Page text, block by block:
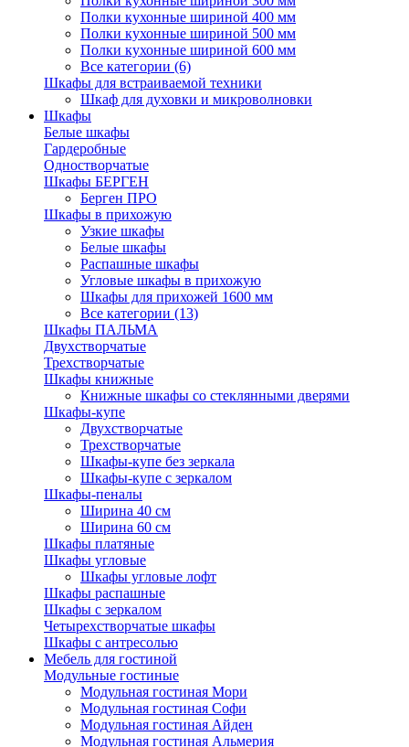
Полки кухонные шириной 400 мм
Полки кухонные шириной 500 мм
Полки кухонные шириной 600 мм
Все категории (6)
Шкафы для встраиваемой техники
Шкаф для духовки и микроволновки
Шкафы
Белые шкафы
Гардеробные
Одностворчатые
Шкафы БЕРГЕН
Берген ПРО
Шкафы в прихожую
Узкие шкафы
Белые шкафы
Распашные шкафы
Угловые шкафы в прихожую
Шкафы для прихожей 1600 мм
Все категории (13)
Шкафы ПАЛЬМА
Двухстворчатые
Трехстворчатые
Шкафы книжные
Книжные шкафы со стеклянными дверями
Шкафы-купе
Двухстворчатые
Трехстворчатые
Шкафы-купе без зеркала
Шкафы-купе с зеркалом
Шкафы-пеналы
Ширина 40 см
Ширина 60 см
Шкафы платяные
Шкафы угловые
Шкафы угловые лофт
Шкафы распашные
Шкафы с зеркалом
Четырехстворчатые шкафы
Шкафы с антресолью
Мебель для гостиной
Модульные гостиные
Модульная гостиная Мори
Модульная гостиная Софи
Модульная гостиная Айден
Модульная гостиная Альмерия